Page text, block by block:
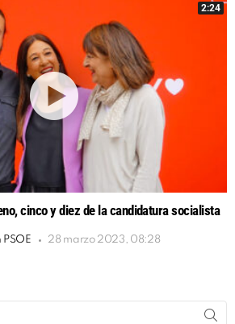
2:24
cinco y diez de la candidatura socialista
28 marzo 2023, 08:28